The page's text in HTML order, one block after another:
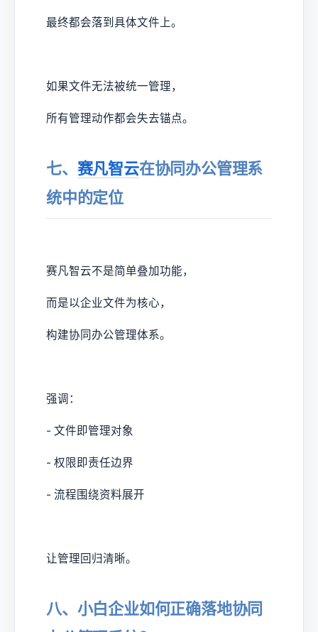
最终都会落到具体文件上。
如果文件无法被统一管理，
所有管理动作都会失去锚点。
七、 赛凡智云在协同办公管理系
统中的定位
赛凡智云不是简单叠加功能，
而是以企业文件为核心，
构建协同办公管理体系。
强调：
- 文件即管理对象
- 权限即责任边界
- 流程围绕资料展开
让管理回归清晰。
八、小白企业如何正确落地协同